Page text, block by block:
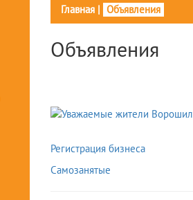
Главная| Объявления
Объявления
Регистрация бизнеса
Самозанятые